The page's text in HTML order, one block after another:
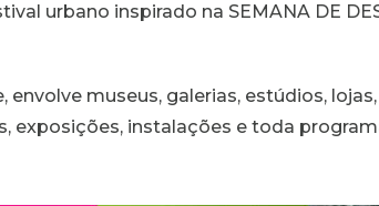
urbano inspirado na SEMANA DE
museus, galerias, estúdios,
exposições, instalações e toda